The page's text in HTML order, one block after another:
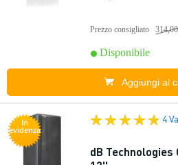
Prezzo consigliato
Disponibile
Aggiungi al
In
evidenza
4
dB Technologies